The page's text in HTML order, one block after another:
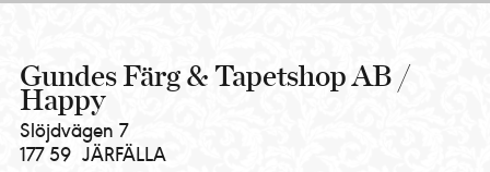
Gundes Färg & Tapetshop AB /
Happy
Slöjdvägen 7
177 59 JÄRFÄLLA